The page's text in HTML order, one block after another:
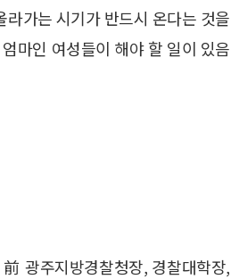
가는 시기가 반드시 온다는 것을
마인 여성들이 해야 할 일이 있음
광주지방경찰청장, 경찰대학장,